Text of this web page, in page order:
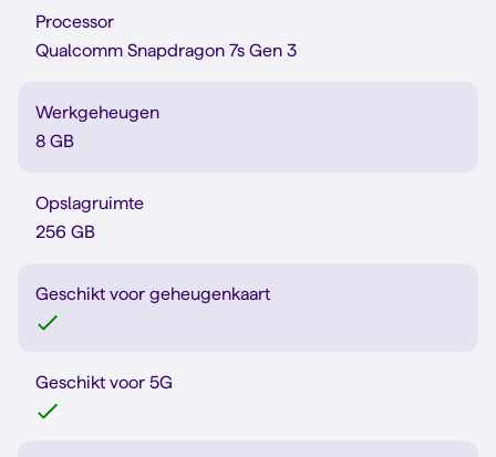
Processor
Qualcomm Snapdragon 7s Gen 3
Werkgeheugen
8 GB
Opslagruimte
256 GB
Geschikt voor geheugenkaart
Geschikt voor 5G